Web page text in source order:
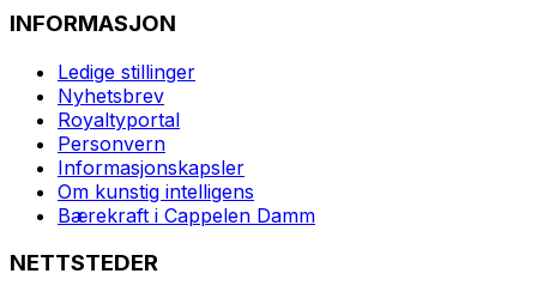
INFORMASJON
Ledige stillinger
Nyhetsbrev
Royaltyportal
Personvern
Informasjonskapsler
Om kunstig intelligens
Bærekraft i Cappelen Damm
NETTSTEDER